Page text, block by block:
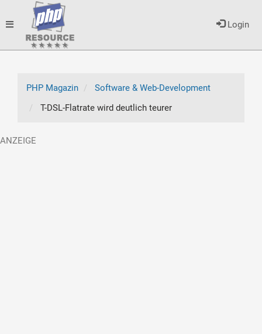
Login
Toggle
PHP Magazin
Software & Web-Development
T-DSL-Flatrate wird deutlich teurer